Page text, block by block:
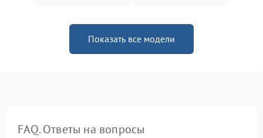
Показать все модели
FAQ. Ответы на вопросы